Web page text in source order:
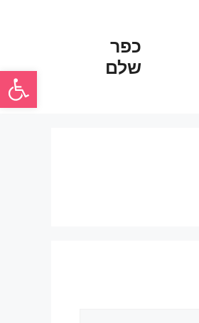
פתח
כפר
שלם